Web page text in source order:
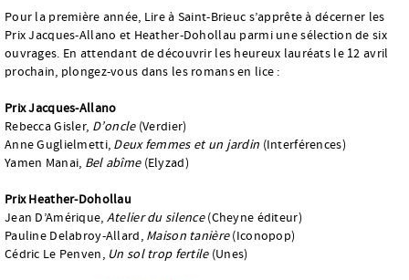
Pour la première année, Lire à Saint-Brieuc s’apprête à décerner les
Prix Jacques-Allano et Heather-Dohollau parmi une sélection de six
ouvrages. En attendant de découvrir les heureux lauréats le 12 avril
prochain, plongez-vous dans les romans en lice :
Prix Jacques-Allano
Rebecca Gisler, D’oncle (Verdier)
Anne Guglielmetti, Deux femmes et un jardin (Interférences)
Yamen Manai, Bel abîme(Elyzad)
Prix Heather-Dohollau
Jean D’Amérique, Atelier du silence(Cheyne éditeur)
Pauline Delabroy-Allard, Maison tanière(Iconopop)
Cédric Le Penven, Un sol trop fertile(Unes)